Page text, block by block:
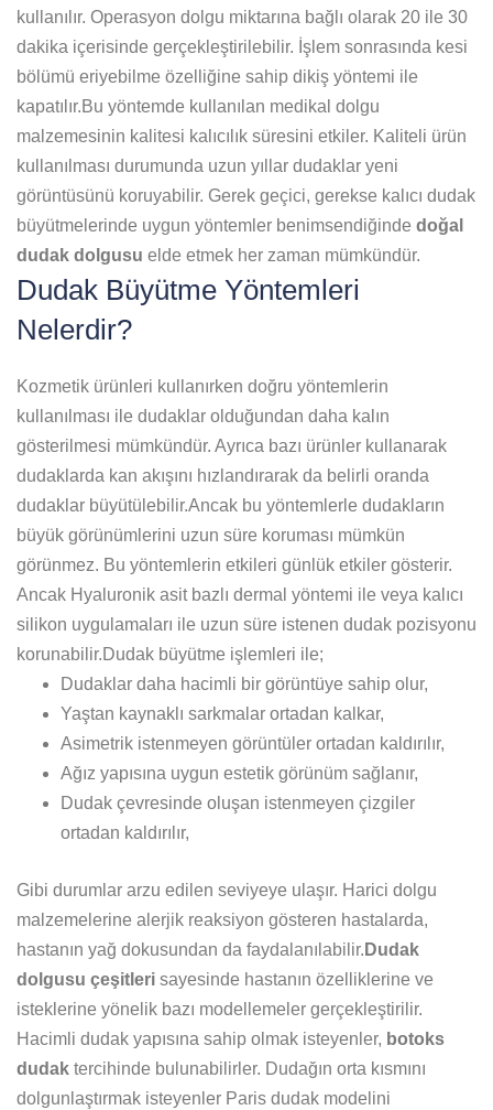
kullanılır. Operasyon dolgu miktarına bağlı olarak 20 ile 30
dakika içerisinde gerçekleştirilebilir. İşlem sonrasında kesi
bölümü eriyebilme özelliğine sahip dikiş yöntemi ile
kapatılır.Bu yöntemde kullanılan medikal dolgu
malzemesinin kalitesi kalıcılık süresini etkiler. Kaliteli ürün
kullanılması durumunda uzun yıllar dudaklar yeni
görüntüsünü koruyabilir. Gerek geçici, gerekse kalıcı dudak
büyütmelerinde uygun yöntemler benimsendiğinde doğal
dudak dolgusu elde etmek her zaman mümkündür.
Dudak Büyütme Yöntemleri
Nelerdir?
Kozmetik ürünleri kullanırken doğru yöntemlerin
kullanılması ile dudaklar olduğundan daha kalın
gösterilmesi mümkündür. Ayrıca bazı ürünler kullanarak
dudaklarda kan akışını hızlandırarak da belirli oranda
dudaklar büyütülebilir.Ancak bu yöntemlerle dudakların
büyük görünümlerini uzun süre koruması mümkün
görünmez. Bu yöntemlerin etkileri günlük etkiler gösterir.
Ancak Hyaluronik asit bazlı dermal yöntemi ile veya kalıcı
silikon uygulamaları ile uzun süre istenen dudak pozisyonu
korunabilir.Dudak büyütme işlemleri ile;
Dudaklar daha hacimli bir görüntüye sahip olur,
Yaştan kaynaklı sarkmalar ortadan kalkar,
Asimetrik istenmeyen görüntüler ortadan kaldırılır,
Ağız yapısına uygun estetik görünüm sağlanır,
Dudak çevresinde oluşan istenmeyen çizgiler
ortadan kaldırılır,
Gibi durumlar arzu edilen seviyeye ulaşır. Harici dolgu
malzemelerine alerjik reaksiyon gösteren hastalarda,
hastanın yağ dokusundan da faydalanılabilir. Dudak
dolgusu çeşitleri sayesinde hastanın özelliklerine ve
isteklerine yönelik bazı modellemeler gerçekleştirilir.
Hacimli dudak yapısına sahip olmak isteyenler, botoks
dudak tercihinde bulunabilirler. Dudağın orta kısmını
dolgunlaştırmak isteyenler Paris dudak modelini